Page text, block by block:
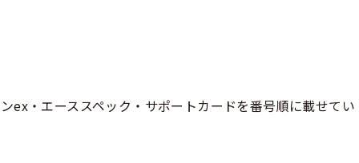
ex・エーススペック・サポートカードを番号順に載せてい